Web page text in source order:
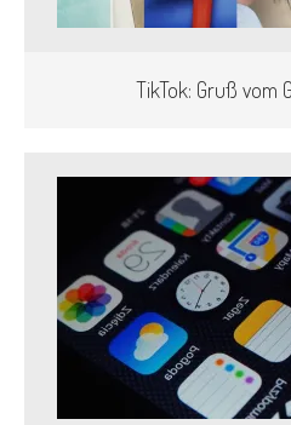
TikTok: Gruß vom